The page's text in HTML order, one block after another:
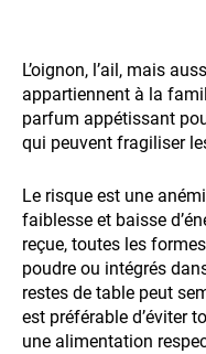
L’oignon, l’ail, mais
appartiennent à la
parfum appétissant
qui peuvent fragiliser
Le risque est une
faiblesse et baisse
reçue, toutes les
poudre ou intégrés
restes de table peut
est préférable d’éviter
une alimentation